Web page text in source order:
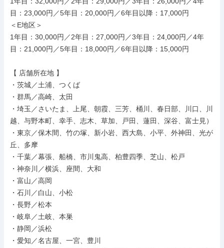
目：23,000円／5年目：20,000円／6年目以降：17,000円
＜E地区＞
1年目：30,000円／2年目：27,000円／3年目：24,000円／4年
目：21,000円／5年目：18,000円／6年目以降：15,000円
【 店舗所在地 】
・茨城／土浦、つくば
・群馬／高崎、太田
・埼玉／さいたま、上尾、朝霞、三芳、桶川、春日部、川口、川
越、与野本町、幸手、志木、草加、戸田、蓮田、深谷、富士見）
・東京／保木間、竹の塚、新小岩、西大島、小平、外神田、光が
丘、多摩
・千葉／幕張、船橋、市川鬼高、柏豊四季、芝山、松戸
・神奈川／横浜、座間、大和
・富山／高岡
・石川／白山、小松
・長野／松本
・岐阜／土岐、本巣
・静岡／浜松
・愛知／名古屋、一宮、豊川